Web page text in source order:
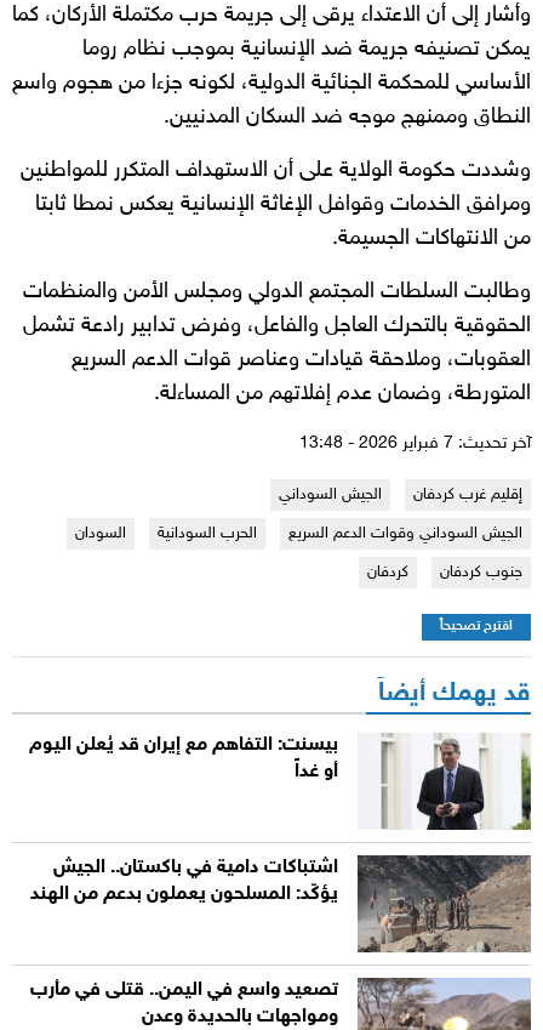
وأشار إلى أن الاعتداء يرقى إلى جريمة حرب مكتملة الأركان، كما
يمكن تصنيفه جريمة ضد الإنسانية بموجب نظام روما
الأساسي للمحكمة الجنائية الدولية، لكونه جزءا من هجوم واسع
النطاق وممنهج موجه ضد السكان المدنيين.
وشددت حكومة الولاية على أن الاستهداف المتكرر للمواطنين
ومرافق الخدمات وقوافل الإغاثة الإنسانية يعكس نمطا ثابتا
من الانتهاكات الجسيمة.
وطالبت السلطات المجتمع الدولي ومجلس الأمن والمنظمات
الحقوقية بالتحرك العاجل والفاعل، وفرض تدابير رادعة تشمل
العقوبات، وملاحقة قيادات وعناصر قوات الدعم السريع
المتورطة، وضمان عدم إفلاتهم من المساءلة.
آخر تحديث: 7 فبراير 2026 - 13:48
إقليم غرب كردفان
الجيش السوداني
الجيش السوداني وقوات الدعم السريع
الحرب السودانية
السودان
جنوب كردفان
كردفان
اقترح تصحيحاً
قد يهمك أيضاً
بيسنت: التفاهم مع إيران قد يُعلن اليوم
أو غداً
اشتباكات دامية في باكستان.. الجيش
يؤكّد: المسلحون يعملون بدعم من الهند
تصعيد واسع في اليمن.. قتلى في مأرب
ومواجهات بالحديدة وعدن